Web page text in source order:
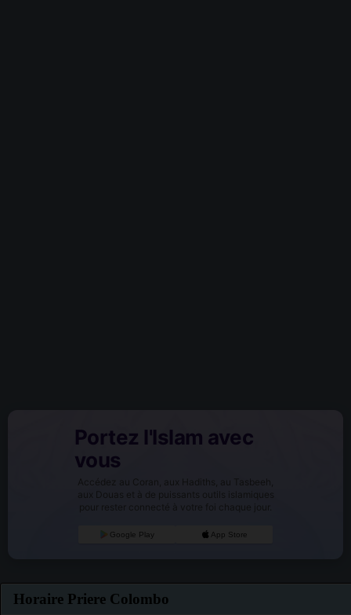
Portez l'Islam avec
vous
Accédez au Coran, aux Hadiths, au Tasbeeh,
aux Douas et à de puissants outils islamiques
pour rester connecté à votre foi chaque jour.
Google Play App Store
Horaire Priere Colombo